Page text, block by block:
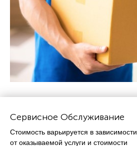
Сервисное Обслуживание
Стоимость варьируется в зависимости
от оказываемой услуги и стоимости